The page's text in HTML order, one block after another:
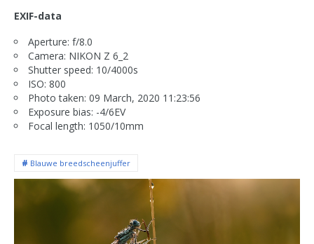
EXIF-data
Aperture: f/8.0
Camera: NIKON Z 6_2
Shutter speed: 10/4000s
ISO: 800
Photo taken: 09 March, 2020 11:23:56
Exposure bias: -4/6EV
Focal length: 1050/10mm
Blauwe breedscheenjuffer